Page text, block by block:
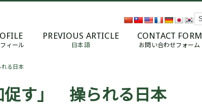
ィール
PREVIOUS ARTICLE
日本語
CONTACT FORM
お問い合わせフォーム
れる日本
促す」 操られる日本